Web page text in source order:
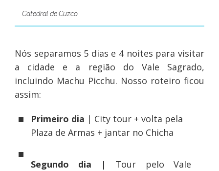
Catedral de Cuzco
Nós separamos 5 dias e 4 noites para visitar
a cidade e a região do Vale Sagrado,
incluindo Machu Picchu. Nosso roteiro ficou
assim:
Primeiro dia | City tour + volta pela
Plaza de Armas + jantar no Chicha
Segundo dia |
Tour pelo Vale